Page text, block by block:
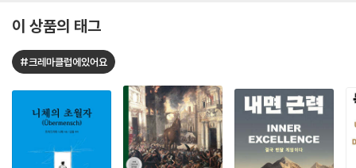
이 상품의 태그
#크레마클럽에있어요